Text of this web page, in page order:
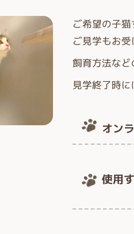
ご希望の子
ご見学もお受
飼育方法な
見学終了時
オン
使用